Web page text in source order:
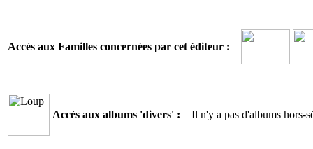
Accès aux Familles concernées par cet éditeur :
Accès aux albums 'divers' : Il n'y a pas d'albums hors-